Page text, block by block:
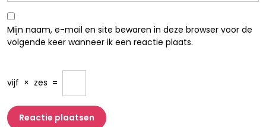
Mijn naam, e-mail en site bewaren in deze browser voor de
volgende keer wanneer ik een reactie plaats.
vijf × zes =